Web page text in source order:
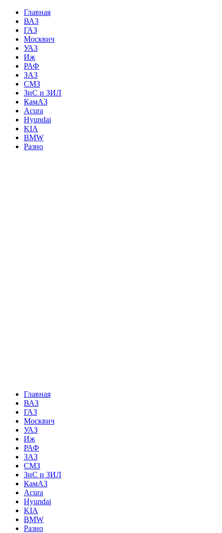
Главная
ВАЗ
ГАЗ
Москвич
УАЗ
Иж
РАФ
ЗАЗ
СМЗ
ЗиС и ЗИЛ
КамАЗ
Acura
Hyundai
KIA
BMW
Разно
Главная
ВАЗ
ГАЗ
Москвич
УАЗ
Иж
РАФ
ЗАЗ
СМЗ
ЗиС и ЗИЛ
КамАЗ
Acura
Hyundai
KIA
BMW
Разно